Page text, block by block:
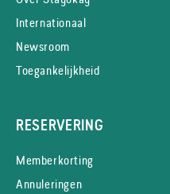
Internationaal
Newsroom
Toegankelijkheid
RESERVERING
Memberkorting
Annuleringen